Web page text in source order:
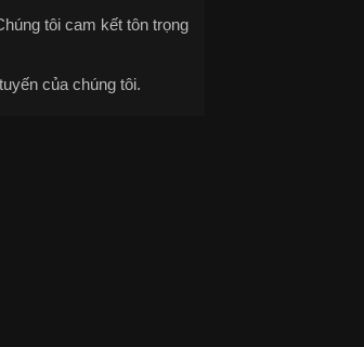
tôi cam kết tôn trọng
của chúng tôi.